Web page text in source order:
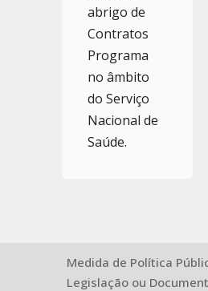
abrigo de
Contratos
Programa
no âmbito
do Serviço
Nacional de
Saúde.
Medida de Política
Legislação ou